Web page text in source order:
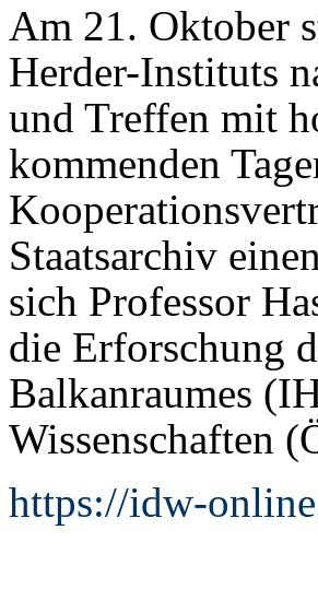
Am 21. Oktober
Herder-Instituts
und Treffen mit
kommenden
Staatsarchiv
sich Professor
die Erforschung
Balkanraumes
Wissenschaften
https://idw-